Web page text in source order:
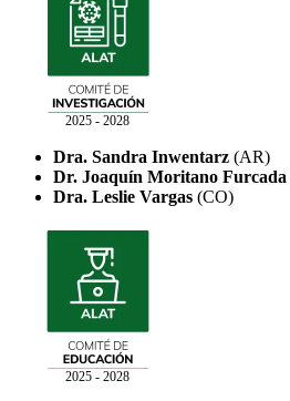
2025 - 2028
Dra. Sandra Inwentarz (AR)
Dr. Joaquín Moritano Furcada
Dra. Leslie Vargas (CO)
2025 - 2028